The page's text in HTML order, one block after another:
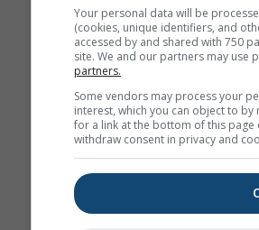
Для
Your personal data will be
(cookies, unique identifiers, and
accessed by and shared with 750
site. We and our partners may use
partners.
Some vendors may process your
interest, which you can object to
for a link at the bottom of this
withdraw consent in privacy and